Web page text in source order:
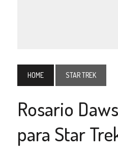
HOME STAR TREK
Rosario
para Star